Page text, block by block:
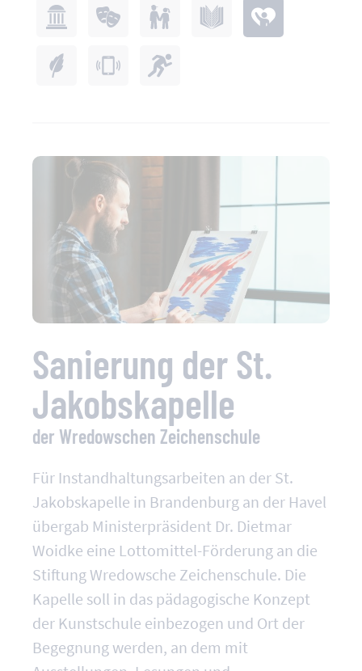
Sanierung der St.
Jakobskapelle
der Wredowschen Zeichenschule
Für Instandhaltungsarbeiten an der St.
Jakobskapelle in Brandenburg an der Havel
übergab Ministerpräsident Dr. Dietmar
Woidke eine Lottomittel-Förderung an die
Stiftung Wredowsche Zeichenschule. Die
Kapelle soll in das pädagogische Konzept
der Kunstschule einbezogen und Ort der
Begegnung werden, an dem mit